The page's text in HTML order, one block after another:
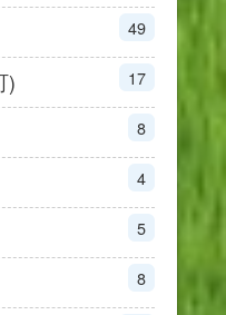
49
) 17
8
4
5
8